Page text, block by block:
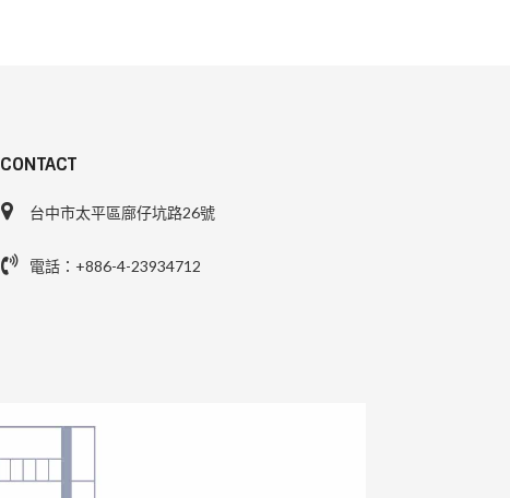
CONTACT
台中市太平區廍仔坑路26號
電話：+886-4-23934712